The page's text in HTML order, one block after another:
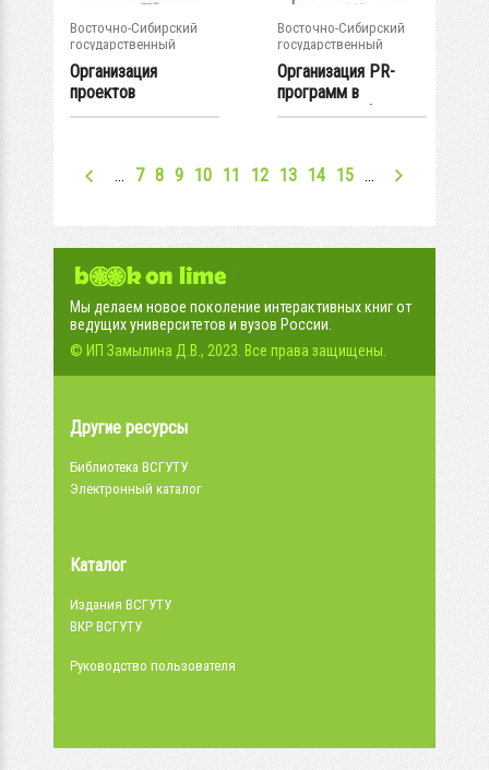
Восточно-Сибирский
государственный
университет...
Организация
проектов
продвижения
Восточно-Сибирский
государственный
университет...
Организация PR-
программ в
различных сферах...
… 7 8 9 10 11 12 13 14 15 …
Мы делаем новое поколение интерактивных книг от
ведущих университетов и вузов России.
© ИП Замылина Д.В., 2023. Все права защищены.
Другие ресурсы
Библиотека ВСГУТУ
Электронный каталог
Каталог
Издания ВСГУТУ
ВКР ВСГУТУ
Руководство пользователя